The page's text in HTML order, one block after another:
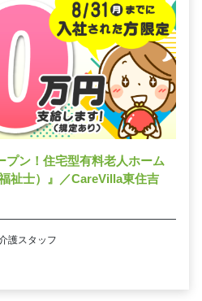
プン！住宅型有料老人ホーム
祉士）』／CareVilla東住吉
護スタッフ